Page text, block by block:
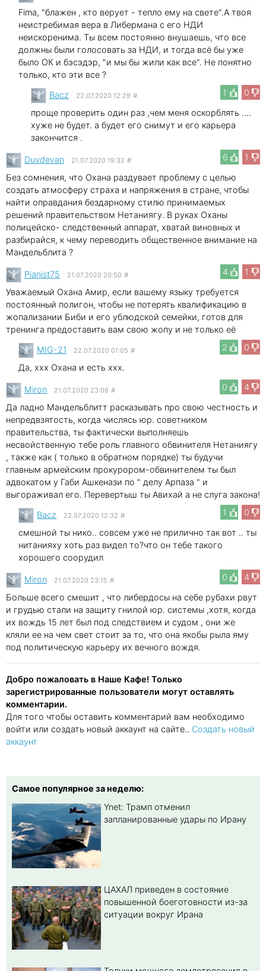
Fima, "блажен , кто верует - тепло ему на свете".А твоя
неистребимая вера в Либермана с его НДИ
неискоренима. Ты всем постоянно внушаешь, что все
должны были голосовать за НДИ, и тогда всё бы уже
было ОК и бэсэдэр, "и мы бы жили как все". Не понятно
только, кто эти все ?
1
0
Bacz 22.07.2020 12:29 #
проще проверить один раз ,чем меня оскорблять ....
хуже не будет. а будет его снимут и его карьера
закончится .
6
1
Duvdevan 21.07.2020 19:32 #
Без сомнения, что Охана раздувает проблему с целью
создать атмосферу страха и напряжения в стране, чтобы
найти оправдания бездарному стилю принимаемых
решений правительством Нетаниягу. В руках Оханы
полицейско- следственный аппарат, хватай виновных и
разбирайся, к чему переводить общественное внимание на
Мандельблита ?
4
1
Pianist75 21.07.2020 20:50 #
Уважаемый Охана Амир, если вашему языку требуется
постоянный полигон, чтобы не потерять квалификацию в
жопализании Биби и его ублюдской семейки, готов для
тренинга предоставить вам свою жопу и не только её
2
0
MIG-21 22.07.2020 01:05 #
Да, xxx Охана и есть xxx.
0
4
Miron 21.07.2020 23:08 #
Да ладно Мандельблитт расказывать про свою честность и
непредвзятость, когда числясь юр. советником
правительства, ты фактически выполняешь
несвойственную тебе роль главного обвинителя Нетаниягу
, также как ( только в обратном порядке) ты будучи
главным армейским прокурором-обвинителем ты был
адвокатом у Габи Ашкенази по " делу Арпаза " и
выгораживал его. Перевертыш ты Авихай а не слуга закона!
1
0
Bacz 22.07.2020 12:32 #
смешной ты нико.. совсем уже не прилично так вот .. ты
нитанияху хоть раз видел то?что он тебе такого
хорошего соорудил
0
4
Miron 21.07.2020 23:15 #
Больше всего смешит , что либердосы на себе рубахи рвут
и грудью стали на защиту гнилой юр. системы ,хотя, когда
их вождь 15 лет был под следствием и судом , они же
кляли ее на чем свет стоит за то, что она якобы рыла яму
под политическую карьеру их вечного вождя.
Добро пожаловать в Наше Кафе! Только
зарегистрированные пользователи могут оставлять
комментарии.
Для того чтобы оставить комментарий вам необходимо
войти или создать новый аккаунт на сайте.. Создать новый
аккаунт
Самое популярное за неделю:
Ynet: Трамп отменил
запланированные удары по Ирану
ЦАХАЛ приведен в состояние
повышенной боеготовности из-за
ситуации вокруг Ирана